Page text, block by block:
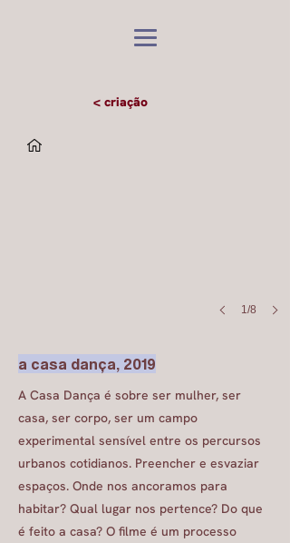
< criação
1/8
a casa dança, 2019
A Casa Dança é sobre ser mulher, ser
casa, ser corpo, ser um campo
experimental sensível entre os percursos
urbanos cotidianos. Preencher e esvaziar
espaços. Onde nos ancoramos para
habitar? Qual lugar nos pertence? Do que
é feito a casa? O filme é um processo